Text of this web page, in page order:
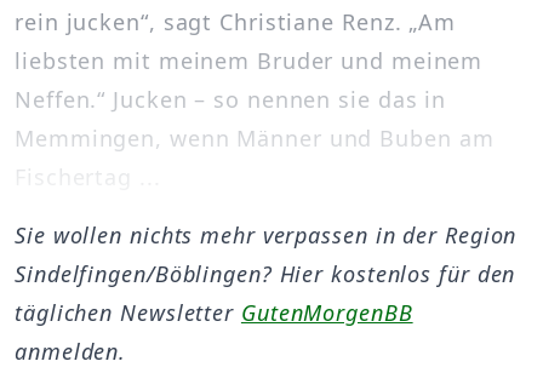
rein jucken“, sagt Christiane Renz. „Am
liebsten mit meinem Bruder und meinem
Neffen.“ Jucken – so nennen sie das in
Memmingen, wenn Männer und Buben am
Fischertag ...
Sie wollen nichts mehr verpassen in der Region
Sindelfingen/Böblingen? Hier kostenlos für den
täglichen Newsletter GutenMorgenBB
anmelden.